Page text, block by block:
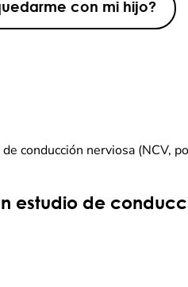
con mi hijo?
conducción nerviosa (NCV,
estudio de